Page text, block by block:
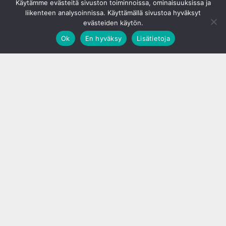
Käytämme evästeitä sivuston toiminnoissa, ominaisuuksissa ja
liikenteen analysoinnissa. Käyttämällä sivustoa hyväksyt
evästeiden käytön.
Ok
En hyväksy Lisätietoja